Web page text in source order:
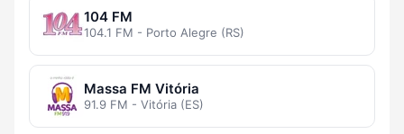
104 FM
104.1 FM - Porto Alegre (RS)
Massa FM Vitória
91.9 FM - Vitória (ES)